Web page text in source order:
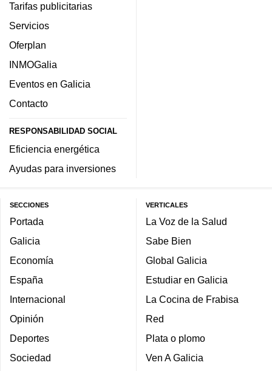
Tarifas publicitarias
Servicios
Oferplan
INMOGalia
Eventos en Galicia
Contacto
RESPONSABILIDAD SOCIAL
Eficiencia energética
Ayudas para inversiones
SECCIONES
Portada
Galicia
Economía
España
Internacional
Opinión
Deportes
Sociedad
VERTICALES
La Voz de la Salud
Sabe Bien
Global Galicia
Estudiar en Galicia
La Cocina de Frabisa
Red
Plata o plomo
Ven A Galicia